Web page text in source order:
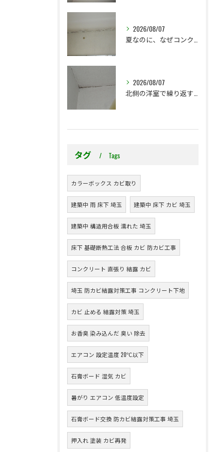
2026/08/07
2026/08/07
タグ Tags
カラーボックス カビ取り
建築中 雨 床下 埼玉 建築中 床下 カビ 埼玉
建築中 構造用合板 濡れた 埼玉
床下 基礎断熱工法 合板 カビ 防カビ工事
コンクリート 直張り 結露 カビ
埼玉 防カビ結露対策工事 コンクリート下地
カビ 止める 結露対策 埼玉
お香臭 染み込んだ 臭い 除去
エアコン 設定温度 20℃以下
石膏ボード 湿気 カビ
暑がり エアコン 低温度設定
石膏ボード交換 防カビ結露対策工事 埼玉
押入れ 塗装 カビ再発